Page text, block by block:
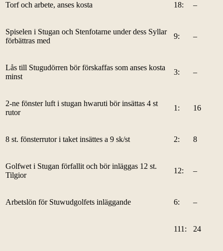
Torf och arbete, anses kosta 18: –
Spiselen i Stugan och Stenfotarne under dess Syllar
förbättras med
9: –
Lås till Stugudörren bör förskaffas som anses kosta
minst
3: –
2-ne fönster luft i stugan hwaruti bör insättas 4 st
rutor
1: 16
8 st. fönsterrutor i taket insättes a 9 sk/st 2: 8
Golfwet i Stugan förfallit och bör inläggas 12 st.
Tilgior
12: –
Arbetslön för Stuwudgolfets inläggande 6: –
111: 24